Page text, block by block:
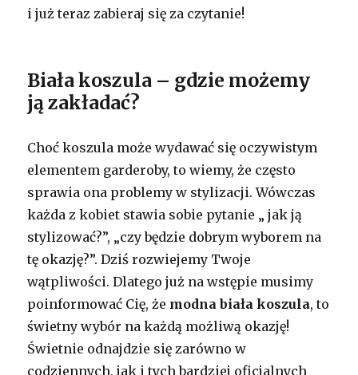
i już teraz zabieraj się za czytanie!
Biała koszula – gdzie możemy
ją zakładać?
Choć koszula może wydawać się oczywistym
elementem garderoby, to wiemy, że często
sprawia ona problemy w stylizacji. Wówczas
każda z kobiet stawia sobie pytanie „ jak ją
stylizować?”, „czy będzie dobrym wyborem na
tę okazję?”. Dziś rozwiejemy Twoje
wątpliwości. Dlatego już na wstępie musimy
poinformować Cię, że modna biała koszula, to
świetny wybór na każdą możliwą okazję!
Świetnie odnajdzie się zarówno w
codziennych, jak i tych bardziej oficjalnych